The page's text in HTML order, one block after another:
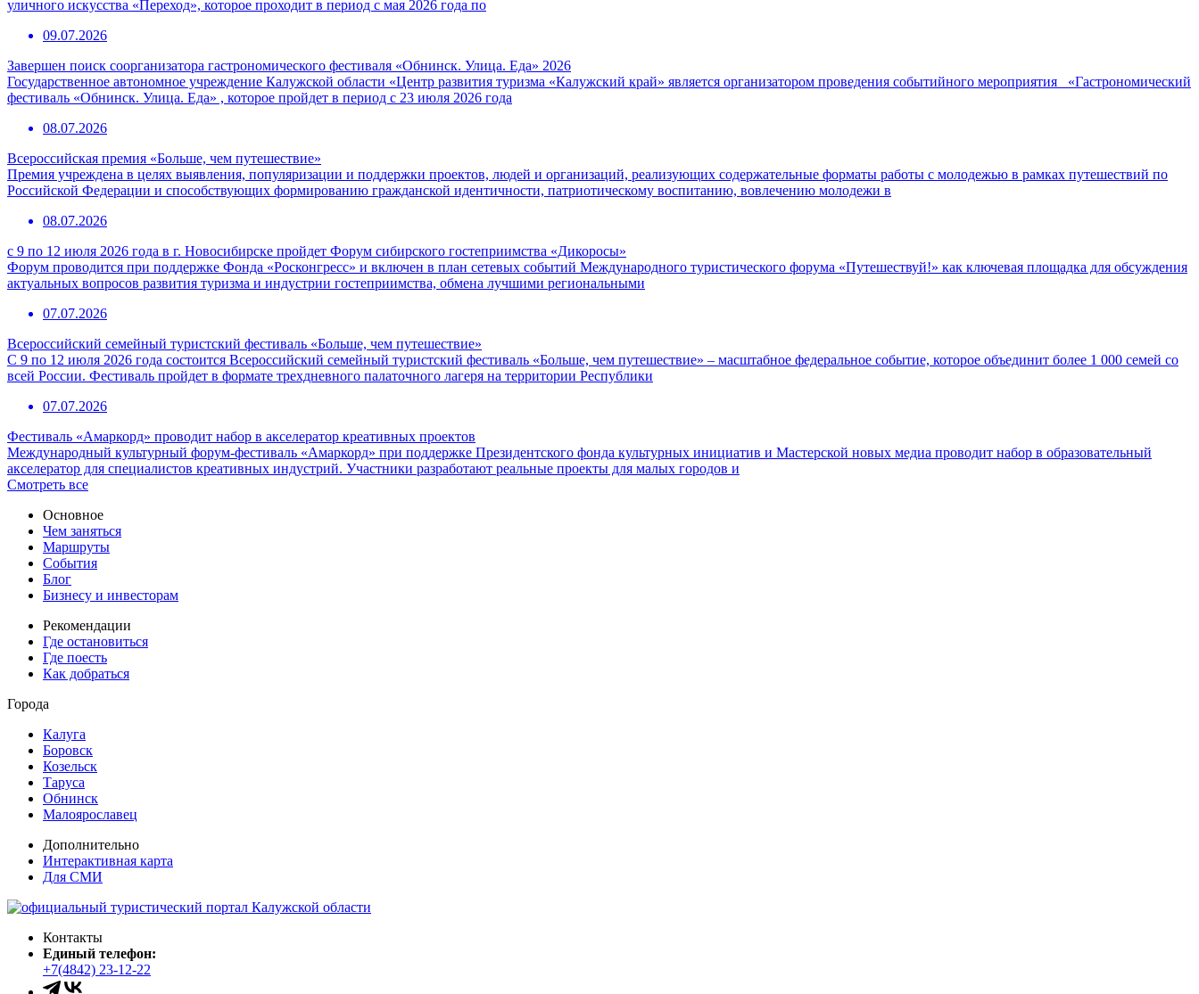
уличного искусства «Переход», которое проходит в период с мая 2026 года по
09.07.2026
Завершен поиск соорганизатора гастрономического фестиваля «Обнинск. Улица. Еда» 2026
Государственное автономное учреждение Калужской области «Центр развития туризма «Калужский край» является организатором проведения событийного мероприятия «Гастрономический
фестиваль «Обнинск. Улица. Еда» , которое пройдет в период с 23 июля 2026 года
08.07.2026
Всероссийская премия «Больше, чем путешествие»
Премия учреждена в целях выявления, популяризации и поддержки проектов, людей и организаций, реализующих содержательные форматы работы с молодежью в рамках путешествий по
Российской Федерации и способствующих формированию гражданской идентичности, патриотическому воспитанию, вовлечению молодежи в
08.07.2026
с 9 по 12 июля 2026 года в г. Новосибирске пройдет Форум сибирского гостеприимства «Дикоросы»
Форум проводится при поддержке Фонда «Росконгресс» и включен в план сетевых событий Международного туристического форума «Путешествуй!» как ключевая площадка для обсуждения
актуальных вопросов развития туризма и индустрии гостеприимства, обмена лучшими региональными
07.07.2026
Всероссийский семейный туристский фестиваль «Больше, чем путешествие»
С 9 по 12 июля 2026 года состоится Всероссийский семейный туристский фестиваль «Больше, чем путешествие» – масштабное федеральное событие, которое объединит более 1 000 семей со
всей России. Фестиваль пройдет в формате трехдневного палаточного лагеря на территории Республики
07.07.2026
Фестиваль «Амаркорд» проводит набор в акселератор креативных проектов
Международный культурный форум-фестиваль «Амаркорд» при поддержке Президентского фонда культурных инициатив и Мастерской новых медиа проводит набор в образовательный
акселератор для специалистов креативных индустрий. Участники разработают реальные проекты для малых городов и
Смотреть все
Основное
Чем заняться
Маршруты
События
Блог
Бизнесу и инвесторам
Рекомендации
Где остановиться
Где поесть
Как добраться
Города
Калуга
Боровск
Козельск
Таруса
Обнинск
Малоярославец
Дополнительно
Интерактивная карта
Для СМИ
Контакты
Единый телефон:
+7(4842) 23-12-22